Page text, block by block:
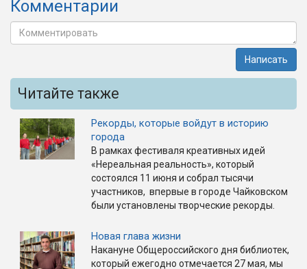
Комментарии
Написать
Читайте также
Рекорды, которые войдут в историю
города
В рамках фестиваля креативных идей
«Нереальная реальность», который
состоялся 11 июня и собрал тысячи
участников, впервые в городе Чайковском
были установлены творческие рекорды.
Новая глава жизни
Накануне Общероссийского дня библиотек,
который ежегодно отмечается 27 мая, мы